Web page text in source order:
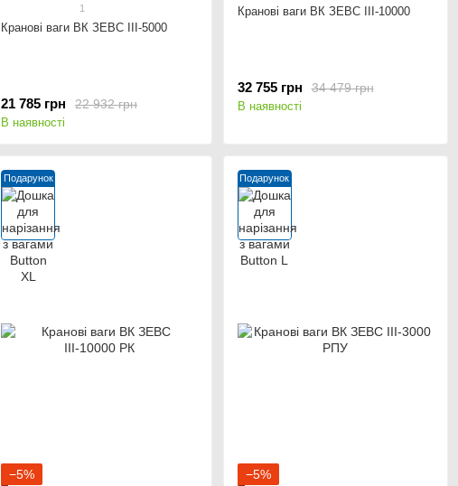
1
Кранові ваги ВК ЗЕВС ІІІ-5000
22 932 грн
21 785 грн
В наявності
Кранові ваги ВК ЗЕВС ІІІ-10000
34 479 грн
32 755 грн
В наявності
Подарунок
−5%
Подарунок
−5%